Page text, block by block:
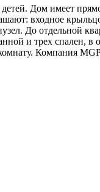
Дом имеет
входное
До отдельной
и трех спален, в
Компания